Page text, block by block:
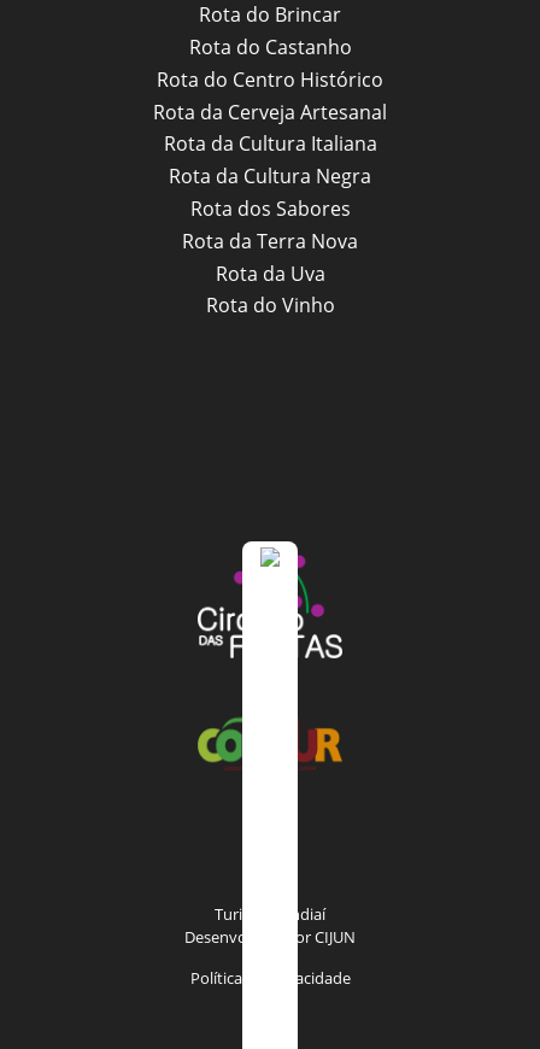
Rota do Brincar
Rota do Castanho
Rota do Centro Histórico
Rota da Cerveja Artesanal
Rota da Cultura Italiana
Rota da Cultura Negra
Rota dos Sabores
Rota da Terra Nova
Rota da Uva
Rota do Vinho
Turismo Jundiaí
Desenvolvido porCIJUN
Política de privacidade